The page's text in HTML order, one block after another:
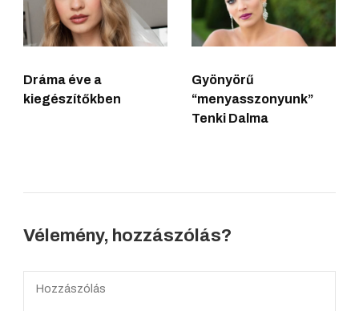
Dráma éve a
kiegészítőkben
Gyönyörű
“menyasszonyunk”
Tenki Dalma
Vélemény, hozzászólás?